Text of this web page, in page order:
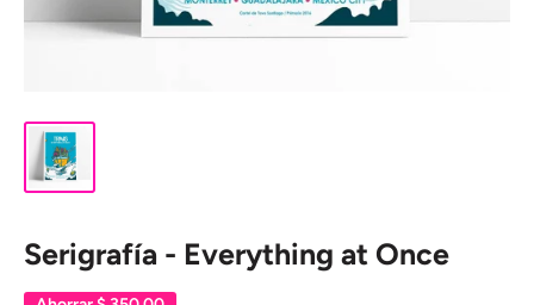
Serigrafía - Everything at Once